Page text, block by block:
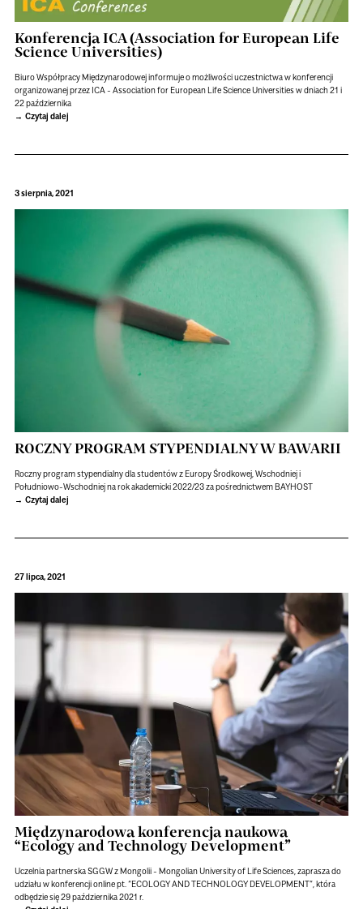
Konferencja ICA (Association for European Life
Science Universities)
Biuro Współpracy Międzynarodowej informuje o możliwości uczestnictwa w konferencji
organizowanej przez ICA - Association for European Life Science Universities w dniach 21 i
22 października
Czytaj dalej
3 sierpnia, 2021
ROCZNY PROGRAM STYPENDIALNY W BAWARII
Roczny program stypendialny dla studentów z Europy Środkowej, Wschodniej i
Południowo-Wschodniej na rok akademicki 2022/23 za pośrednictwem BAYHOST
Czytaj dalej
27 lipca, 2021
Międzynarodowa konferencja naukowa
“Ecology and Technology Development”
Uczelnia partnerska SGGW z Mongolii - Mongolian University of Life Sciences, zaprasza do
udziału w konferencji online pt. “ECOLOGY AND TECHNOLOGY DEVELOPMENT”, która
odbędzie się 29 października 2021 r.